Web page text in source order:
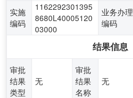
实施
编码
1162292301395
8680L40005120
03000
业务办理
编码
结果信息
审批
结果
类型
无
审批
结果
名称
无